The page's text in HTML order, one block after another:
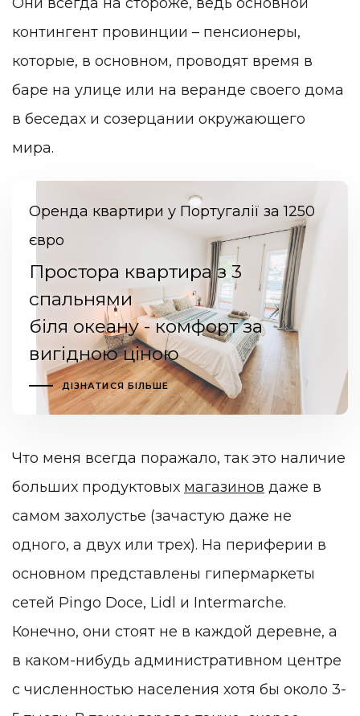
контингент провинции – пенсионеры,
которые, в основном, проводят время в
баре на улице или на веранде своего дома
в беседах и созерцании окружающего
мира.
Оренда квартири у Португалії за 1250
євро
Простора квартира з 3
спальнями
біля океану - комфорт за
вигідною ціною
ДІЗНАТИСЯ БІЛЬШЕ
Что меня всегда поражало, так это наличие
больших продуктовых магазинов даже в
самом захолустье (зачастую даже не
одного, а двух или трех). На периферии в
основном представлены гипермаркеты
сетей Pingo Doce, Lidl и Intermarche.
Конечно, они стоят не в каждой деревне, а
в каком-нибудь административном центре
с численностью населения хотя бы около 3-